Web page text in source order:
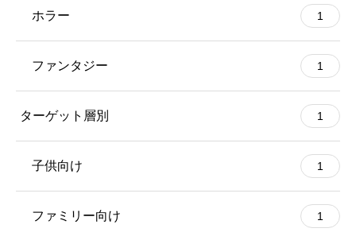
ホラー 1
ファンタジー 1
ターゲット層別 1
子供向け 1
ファミリー向け 1